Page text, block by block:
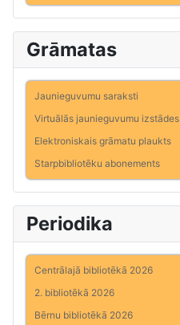
Grāmatas
Jaunieguvumu saraksti
Virtuālās jaunieguvumu izstādes
Elektroniskais grāmatu plaukts
Starpbibliotēku abonements
Periodika
Centrālajā bibliotēkā 2026
2. bibliotēkā 2026
Bērnu bibliotēkā 2026